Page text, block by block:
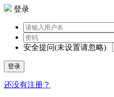
登录
安全提问(未设置请忽略)
登录
还没有注册？